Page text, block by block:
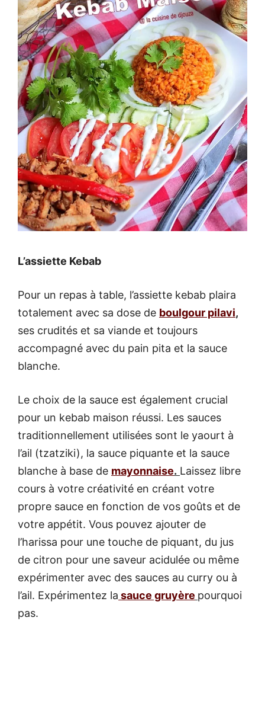
L’assiette Kebab
Pour un repas à table, l’assiette kebab plaira
totalement avec sa dose de boulgour pilavi,
ses crudités et sa viande et toujours
accompagné avec du pain pita et la sauce
blanche.
Le choix de la sauce est également crucial
pour un kebab maison réussi. Les sauces
traditionnellement utilisées sont le yaourt à
l’ail (tzatziki), la sauce piquante et la sauce
blanche à base de mayonnaise. Laissez libre
cours à votre créativité en créant votre
propre sauce en fonction de vos goûts et de
votre appétit. Vous pouvez ajouter de
l’harissa pour une touche de piquant, du jus
de citron pour une saveur acidulée ou même
expérimenter avec des sauces au curry ou à
l’ail. Expérimentez la sauce gruyère pourquoi
pas.